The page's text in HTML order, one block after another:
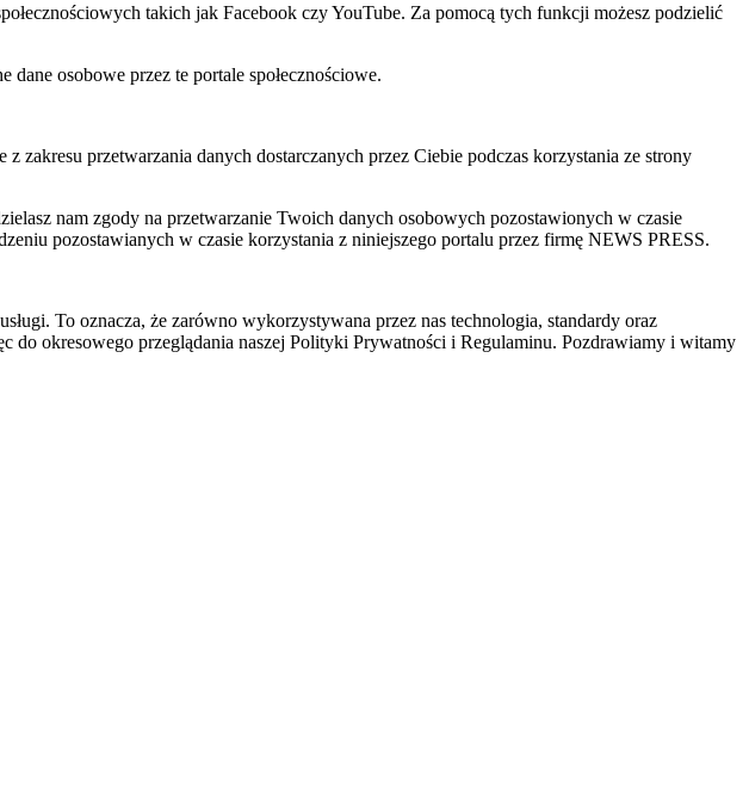
takich jak Facebook czy YouTube. Za pomocą tych funkcji możesz podzielić
osobowe przez te portale społecznościowe.
przetwarzania danych dostarczanych przez Ciebie podczas korzystania ze strony
nam zgody na przetwarzanie Twoich danych osobowych pozostawionych w czasie
pozostawianych w czasie korzystania z niniejszego portalu przez firmę NEWS PRESS.
To oznacza, że zarówno wykorzystywana przez nas technologia, standardy oraz
do okresowego przeglądania naszej Polityki Prywatności i Regulaminu. Pozdrawiamy i witamy